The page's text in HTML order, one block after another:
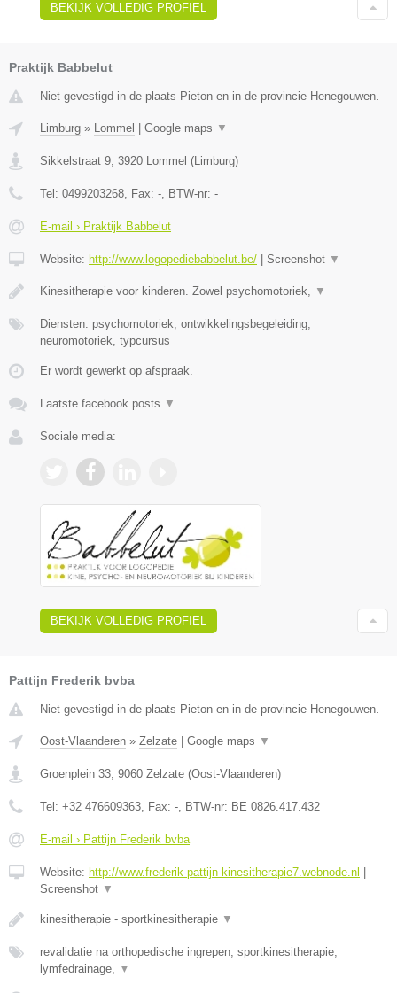
BEKIJK VOLLEDIG PROFIEL
Praktijk Babbelut
Niet gevestigd in de plaats Pieton en in de provincie Henegouwen.
Limburg » Lommel Google maps ▼
Sikkelstraat 9, 3920 Lommel (Limburg)
Tel: 0499203268, Fax: -, BTW-nr: -
E-mail › Praktijk Babbelut
Website: http://www.logopediebabbelut.be/ Screenshot ▼
Kinesitherapie voor kinderen. Zowel psychomotoriek, ▼
Diensten: psychomotoriek, ontwikkelingsbegeleiding,
neuromotoriek, typcursus
Er wordt gewerkt op afspraak.
Laatste facebook posts ▼
Sociale media:
BEKIJK VOLLEDIG PROFIEL
Pattijn Frederik bvba
Niet gevestigd in de plaats Pieton en in de provincie Henegouwen.
Oost-Vlaanderen » Zelzate Google maps ▼
Groenplein 33, 9060 Zelzate (Oost-Vlaanderen)
Tel: +32 476609363, Fax: -, BTW-nr: BE 0826.417.432
E-mail › Pattijn Frederik bvba
Website: http://www.frederik-pattijn-kinesitherapie7.webnode.nl
Screenshot ▼
kinesitherapie - sportkinesitherapie ▼
revalidatie na orthopedische ingrepen, sportkinesitherapie,
lymfedrainage, ▼